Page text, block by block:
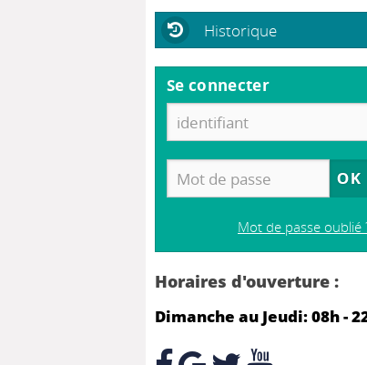
Historique
Se connecter
Mot de passe oublié
Horaires d'ouverture :
Dimanche au Jeudi: 08h -